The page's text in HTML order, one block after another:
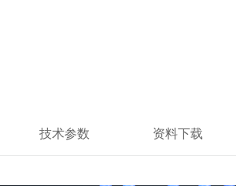
技术参数 资料下载